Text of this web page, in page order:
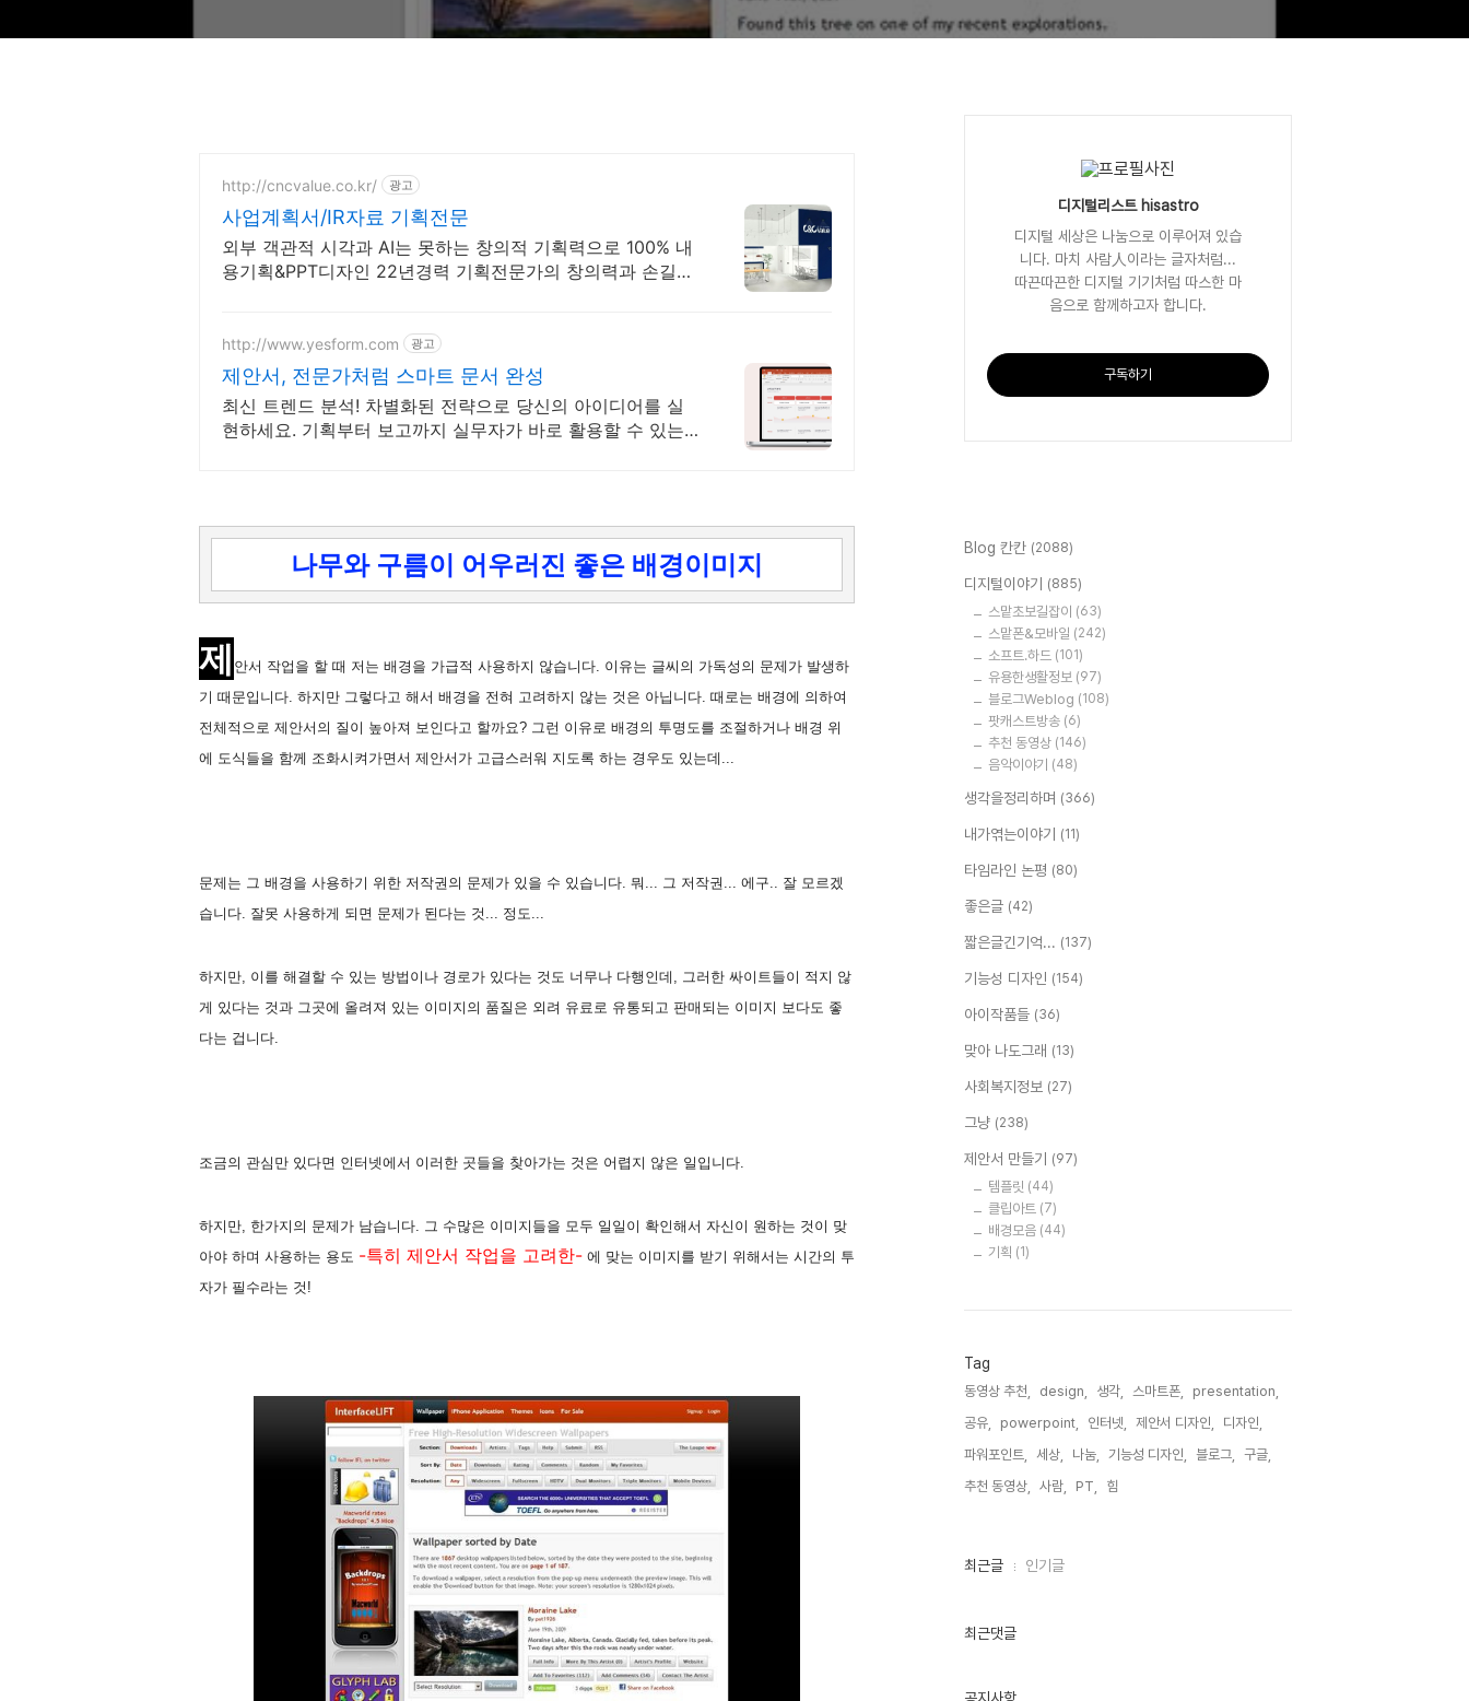
http://cncvalue.co.kr/ 광고
사업계획서/IR자료 기획전문
외부 객관적 시각과 AI는 못하는 창의적 기획력으로 100% 내
용기획&PPT디자인 22년경력 기획전문가의 창의력과 손길로
http://www.yesform.com 광고
제안서, 전문가처럼 스마트 문서 완성
최신 트렌드 분석! 차별화된 전략으로 당신의 아이디어를 실
현하세요. 기획부터 보고까지 실무자가 바로 활용할 수 있는
나무와 구름이 어우러진 좋은 배경이미지
제 안서 작업을 할 때 저는 배경을 가급적 사용하지 않습니다. 이유는 글씨의 가독성의 문제가 발생하
기 때문입니다. 하지만 그렇다고 해서 배경을 전혀 고려하지 않는 것은 아닙니다. 때로는 배경에 의하여
전체적으로 제안서의 질이 높아져 보인다고 할까요? 그런 이유로 배경의 투명도를 조절하거나 배경 위
에 도식들을 함께 조화시켜가면서 제안서가 고급스러워 지도록 하는 경우도 있는데...
문제는 그 배경을 사용하기 위한 저작권의 문제가 있을 수 있습니다. 뭐... 그 저작권... 에구.. 잘 모르겠
습니다. 잘못 사용하게 되면 문제가 된다는 것... 정도...
하지만, 이를 해결할 수 있는 방법이나 경로가 있다는 것도 너무나 다행인데, 그러한 싸이트들이 적지 않
게 있다는 것과 그곳에 올려져 있는 이미지의 품질은 외려 유료로 유통되고 판매되는 이미지 보다도 좋
다는 겁니다.
조금의 관심만 있다면 인터넷에서 이러한 곳들을 찾아가는 것은 어렵지 않은 일입니다.
하지만, 한가지의 문제가 남습니다. 그 수많은 이미지들을 모두 일일이 확인해서 자신이 원하는 것이 맞
아야 하며 사용하는 용도 -특히 제안서 작업을 고려한- 에 맞는 이미지를 받기 위해서는 시간의 투
자가 필수라는 것!
디지털리스트 hisastro
디지털 세상은 나눔으로 이루어져 있습
니다. 마치 사람人이라는 글자처럼...
따끈따끈한 디지털 기기처럼 따스한 마
음으로 함께하고자 합니다.
구독하기
Blog 칸칸 (2088)
디지털이야기 (885)
스맡초보길잡이 (63)
스맡폰&모바일 (242)
소프트.하드 (101)
유용한생활정보 (97)
블로그Weblog (108)
팟캐스트방송 (6)
추천 동영상 (146)
음악이야기 (48)
생각을정리하며 (366)
내가엮는이야기 (11)
타임라인 논평 (80)
좋은글 (42)
짧은글긴기억... (137)
기능성 디자인 (154)
아이작품들 (36)
맞아 나도그래 (13)
사회복지정보 (27)
그냥 (238)
제안서 만들기 (97)
템플릿 (44)
클립아트 (7)
배경모음 (44)
기획 (1)
Tag
동영상 추천, design, 생각, 스마트폰,
presentation,
공유,
powerpoint, 인터넷, 제안서 디자인,
디자인,
파워포인트,
세상, 나눔, 기능성 디자인, 블로그,
구글,
추천 동영상,
사람, PT, 힘,
최
인
최근글 인기글
최근댓글